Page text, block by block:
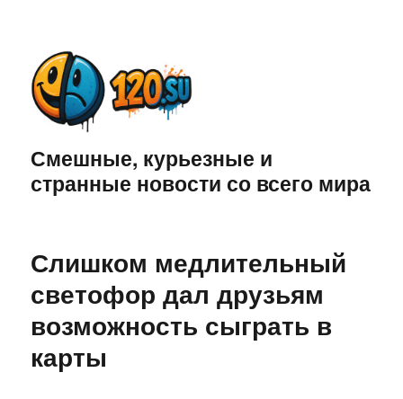
Смешные, курьезные и
странные новости со всего мира
Слишком медлительный
светофор дал друзьям
возможность сыграть в
карты